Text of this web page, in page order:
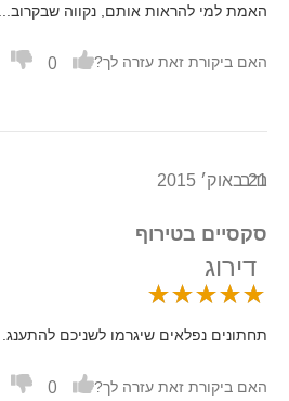
האמת למי להראות אותם, נקווה שבקרוב...
האם ביקורת זאת עזרה לך? 0
נדב
21 באוק׳ 2015
סקסיים בטירוף
דירוג
תחתונים נפלאים שיגרמו לשניכם להתענג.
האם ביקורת זאת עזרה לך? 0